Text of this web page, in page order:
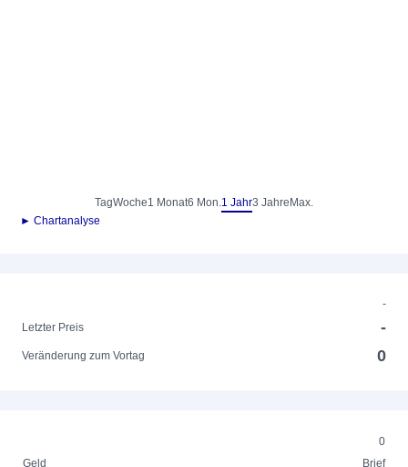
TagWoche1 Monat6 Mon.1 Jahr3 Jahre Max.
► Chartanalyse
-
Letzter Preis
-
Veränderung zum Vortag 0
0
Geld
Brief